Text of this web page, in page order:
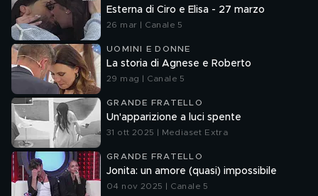
Esterna di Ciro e Elisa - 27 marzo
26 mar | Canale 5
UOMINI E DONNE
La storia di Agnese e Roberto
29 mag | Canale 5
GRANDE FRATELLO
Un'apparizione a luci spente
31 ott 2025 | Mediaset Extra
GRANDE FRATELLO
Jonita: un amore (quasi) impossibile
04 nov 2025 | Canale 5